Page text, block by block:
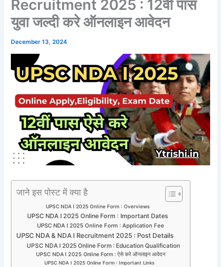
Recruitment 2025 : 12वीं पास
युवा जल्दी करे ऑनलाइन आवेदन
December 13, 2024
जाने इस पोस्ट में क्या है
UPSC NDA I 2025 Online Form : Overviews
UPSC NDA I 2025 Online Form : Important Dates
UPSC NDA I 2025 Online Form : Application Fee
UPSC NDA & NDA I Recruitment 2025 : Post Details
UPSC NDA I 2025 Online Form : Education Qualification
UPSC NDA I 2025 Online Form : ऐसे करे ऑनलाइन आवेदन
UPSC NDA I 2025 Online Form : Important Links